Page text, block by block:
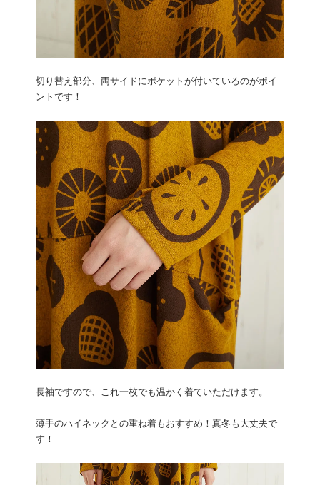
切り替え部分、両サイドにポケットが付いているのがポイ
ントです！
長袖ですので、これ一枚でも温かく着ていただけます。
薄手のハイネックとの重ね着もおすすめ！真冬も大丈夫で
す！